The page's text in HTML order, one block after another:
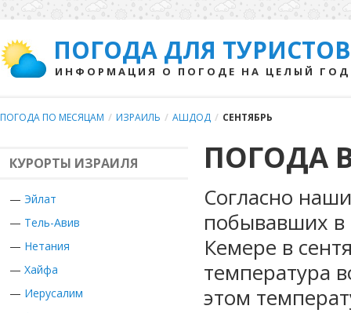
ПОГОДА ДЛЯ ТУРИСТОВ
ИНФОРМАЦИЯ О ПОГОДЕ НА ЦЕЛЫЙ ГОД
ПОГОДА ПО МЕСЯЦАМ / ИЗРАИЛЬ / АШДОД / СЕНТЯБРЬ
КУРОРТЫ ИЗРАИЛЯ
— Эйлат
— Тель-Авив
— Нетания
— Хайфа
— Иерусалим
ПОГОДА
Согласно
побывавших в
Кемере в
температура
этом